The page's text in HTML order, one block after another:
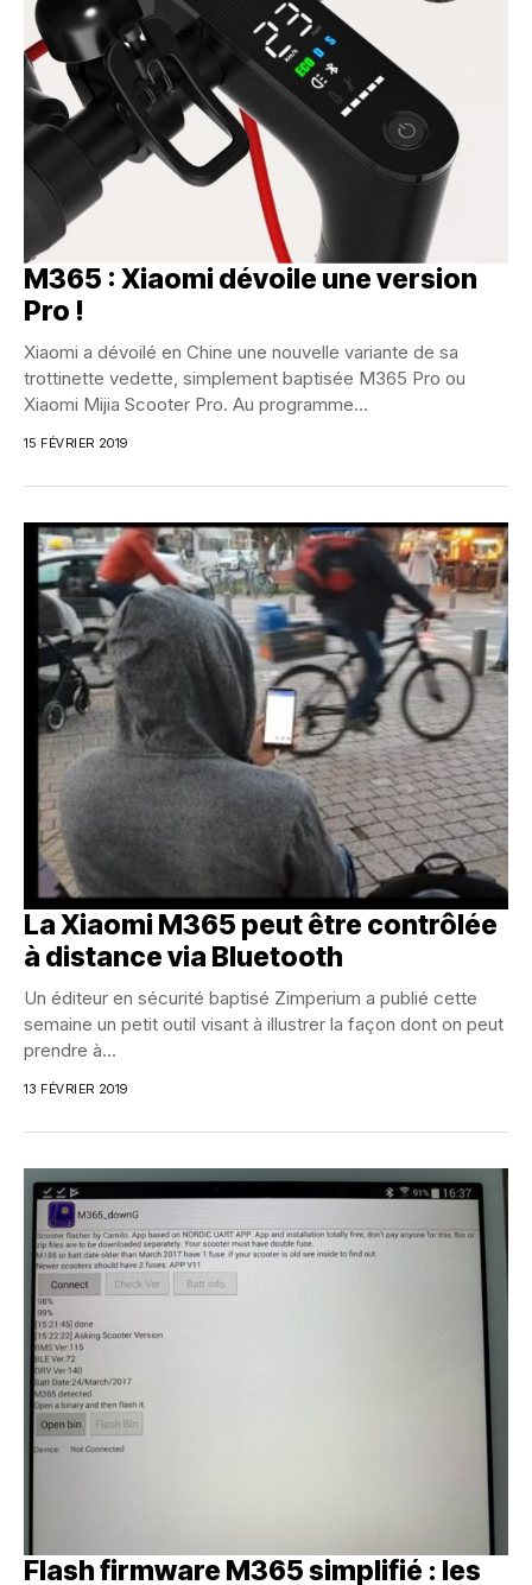
M365 : Xiaomi dévoile une version
Pro !
Xiaomi a dévoilé en Chine une nouvelle variante de sa
trottinette vedette, simplement baptisée M365 Pro ou
Xiaomi Mijia Scooter Pro. Au programme...
15 FÉVRIER 2019
La Xiaomi M365 peut être contrôlée
à distance via Bluetooth
Un éditeur en sécurité baptisé Zimperium a publié cette
semaine un petit outil visant à illustrer la façon dont on peut
prendre à...
13 FÉVRIER 2019
Flash firmware M365 simplifié : les